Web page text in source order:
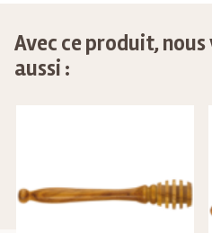
Avec ce produit,
aussi :